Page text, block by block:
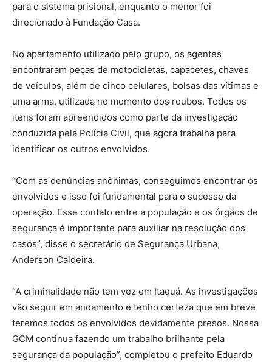
para o sistema prisional, enquanto o menor foi
direcionado à Fundação Casa.
No apartamento utilizado pelo grupo, os agentes
encontraram peças de motocicletas, capacetes, chaves
de veículos, além de cinco celulares, bolsas das vítimas e
uma arma, utilizada no momento dos roubos. Todos os
itens foram apreendidos como parte da investigação
conduzida pela Polícia Civil, que agora trabalha para
identificar os outros envolvidos.
“Com as denúncias anônimas, conseguimos encontrar os
envolvidos e isso foi fundamental para o sucesso da
operação. Esse contato entre a população e os órgãos de
segurança é importante para auxiliar na resolução dos
casos”, disse o secretário de Segurança Urbana,
Anderson Caldeira.
“A criminalidade não tem vez em Itaquá. As investigações
vão seguir em andamento e tenho certeza que em breve
teremos todos os envolvidos devidamente presos. Nossa
GCM continua fazendo um trabalho brilhante pela
segurança da população”, completou o prefeito Eduardo